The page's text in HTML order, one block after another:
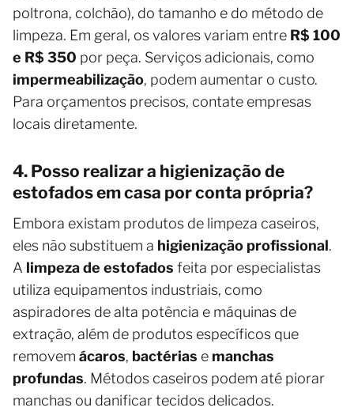
poltrona, colchão), do tamanho e do método de
limpeza. Em geral, os valores variam entre R$ 100
e R$ 350 por peça. Serviços adicionais, como
impermeabilização, podem aumentar o custo.
Para orçamentos precisos, contate empresas
locais diretamente.
4. Posso realizar a higienização de
estofados em casa por conta própria?
Embora existam produtos de limpeza caseiros,
eles não substituem a higienização profissional.
A limpeza de estofados feita por especialistas
utiliza equipamentos industriais, como
aspiradores de alta potência e máquinas de
extração, além de produtos específicos que
removem ácaros, bactérias e manchas
profundas. Métodos caseiros podem até piorar
manchas ou danificar tecidos delicados.